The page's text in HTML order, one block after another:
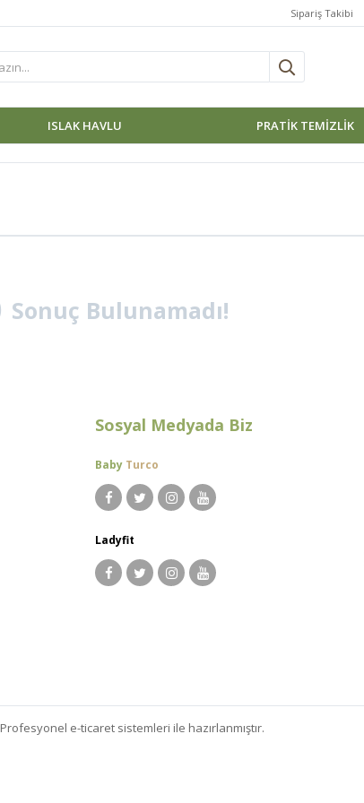
Sipariş Takibi
ISLAK HAVLU PRATİK TEMİZLİK
Sonuç Bulunamadı!
Sosyal Medyada Biz
Baby Turco
Ladyfit
Profesyonel e-ticaret sistemleri ile hazırlanmıştır.